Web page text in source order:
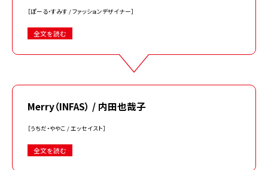
［ぽーる・すみす / ファッションデザイナー］
全文を読む
Merry（INFAS） / 内田也哉子
［うちだ・ややこ / エッセイスト］
全文を読む